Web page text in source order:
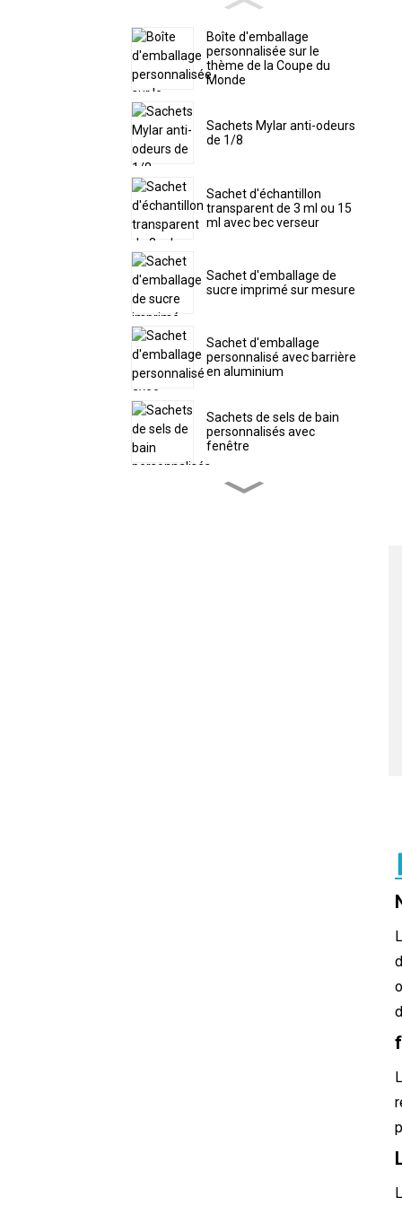
Boîte d'emballage
personnalisée sur le
thème de la Coupe du
Monde
Sachets Mylar anti-odeurs
de 1/8
Sachet d'échantillon
transparent de 3 ml ou 15
ml avec bec verseur
Sachet d'emballage de
sucre imprimé sur mesure
Sachet d'emballage
personnalisé avec barrière
en aluminium
Sachets de sels de bain
personnalisés avec
fenêtre
Sachet d'emballage